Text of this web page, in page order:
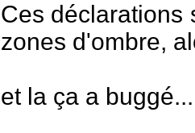
Ces déclarations
zones d'ombre,
et la ça a buggé...